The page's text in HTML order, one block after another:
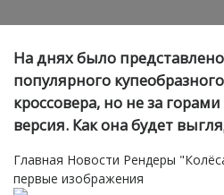
На днях было
популярного
кроссовера, но не за
версия. Как она будет
Главная Новости Рендеры
первые изображения